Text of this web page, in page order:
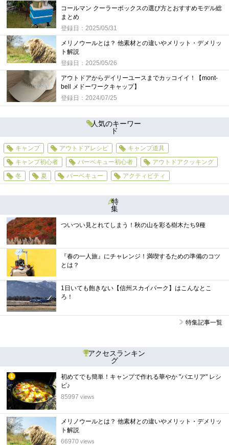
コールマン クーラーボックスの選び方とおすすめモデル総
まとめ
登録日：2025/05/31
メリノウールとは？ 他素材との違いやメリット・デメリッ
ト解説
登録日：2025/05/26
アウトドアからデイリーユースまでカッコイイ！【mont-
bell メドーワークキャップ】
登録日：2024/07/25
人気のキーワー
ド
キャンプ アウトドアレシピ
キャンプ道具
キャンプ初心者
バーベキュー初心者
アウトドアクッキング
冬
夏 バーベキュー アクティビティ
特
集
ついつい見とれてしまう！秋の山を彩る樹木たち9種
『春の一人旅』にチャレンジ！満喫するための準備のコツ
とは？
1日いても飽きない【信州スカイパーク】はこんなとこ
ろ！
特集記事一覧
アクセスランキン
グ
1
位
初めてでも簡単！キャンプで作れる華やか "パエリア" レシ
ピ♪
85997 views
2
位
メリノウールとは？ 他素材との違いやメリット・デメリッ
ト解説
66970 views